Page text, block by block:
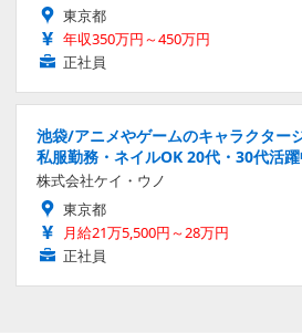
東京都
年収350万円～450万円
正社員
池袋/アニメやゲームのキャラクター
私服勤務・ネイルOK 20代・30代活
株式会社ケイ・ウノ
東京都
月給21万5,500円～28万円
正社員